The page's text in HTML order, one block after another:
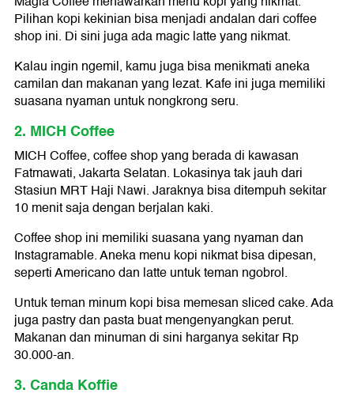
Pilihan kopi kekinian bisa menjadi andalan dari coffee
shop ini. Di sini juga ada magic latte yang nikmat.
Kalau ingin ngemil, kamu juga bisa menikmati aneka
camilan dan makanan yang lezat. Kafe ini juga memiliki
suasana nyaman untuk nongkrong seru.
2. MICH Coffee
MICH Coffee, coffee shop yang berada di kawasan
Fatmawati, Jakarta Selatan. Lokasinya tak jauh dari
Stasiun MRT Haji Nawi. Jaraknya bisa ditempuh sekitar
10 menit saja dengan berjalan kaki.
Coffee shop ini memiliki suasana yang nyaman dan
Instagramable. Aneka menu kopi nikmat bisa dipesan,
seperti Americano dan latte untuk teman ngobrol.
Untuk teman minum kopi bisa memesan sliced cake. Ada
juga pastry dan pasta buat mengenyangkan perut.
Makanan dan minuman di sini harganya sekitar Rp
30.000-an.
3. Canda Koffie